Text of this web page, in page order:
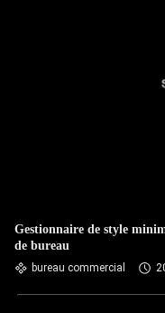
Gestionnaire de style
de bureau
bureau commercial